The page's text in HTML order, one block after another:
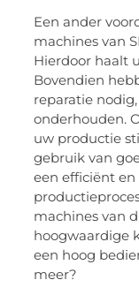
Een ander
machines van
Hierdoor haalt
Bovendien
reparatie
onderhouden.
uw productie
gebruik van
een efficiënt
machines van
hoogwaardige
een hoog
meer?